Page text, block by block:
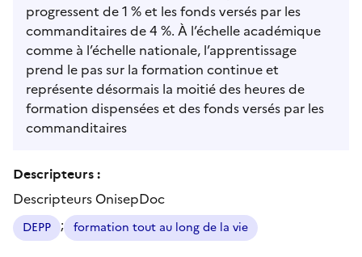
progressent de 1 % et les fonds versés par les
commanditaires de 4 %. À l’échelle académique
comme à l’échelle nationale, l’apprentissage
prend le pas sur la formation continue et
représente désormais la moitié des heures de
formation dispensées et des fonds versés par les
commanditaires
Descripteurs :
Descripteurs OnisepDoc
DEPP ; formation tout au long de la vie